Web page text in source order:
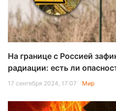
На границе с Россией
радиации: есть ли
17 сентября 2024, 17:07 Мир